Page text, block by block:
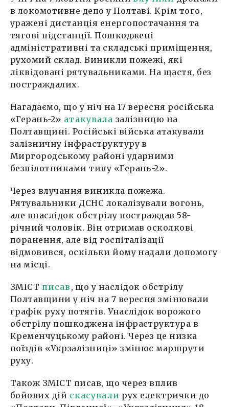
в локомотивне депо у Полтаві. Крім того,
уражені дистанція енергопостачання та
тягові підстанції. Пошкоджені
адміністративні та складські приміщення,
рухомий склад. Виникли пожежі, які
ліквідовані рятувальниками. На щастя, без
постраждалих.
Нагадаємо, що у ніч на 17 вересня російська
«Герань-2» атакувала залізницю на
Полтавщині. Російські війська атакували
залізничну інфраструктуру в
Миргородському районі ударними
безпілотниками типу «Герань-2».
Через влучання виникла пожежа.
Рятувальники ДСНС локалізували вогонь,
але внаслідок обстрілу постраждав 58-
річний чоловік. Він отримав осколкові
поранення, але від госпіталізації
відмовився, оскільки йому надали допомогу
на місці.
ЗМІСТ писав , що у наслідок обстрілу
Полтавщини у ніч на 7 вересня змінювали
графік руху потягів. Унаслідок ворожого
обстрілу пошкоджена інфраструктура в
Кременчуцькому районі. Через це низка
поїздів «Укрзалізниці» змінює маршрути
руху.
Також ЗМІСТ писав, що через вплив
бойових дій скасували рух електрички до